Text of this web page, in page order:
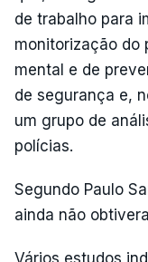
de trabalho para
monitorização do
mental e de
de segurança e,
um grupo de
polícias.
Segundo Paulo
ainda não
Vários estudos